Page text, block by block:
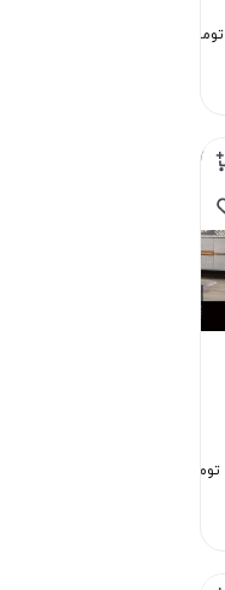
تومان
تومان